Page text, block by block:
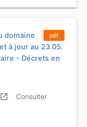
pdf
domaine
à jour au 23.05.
- Décrets en
launch Consulter